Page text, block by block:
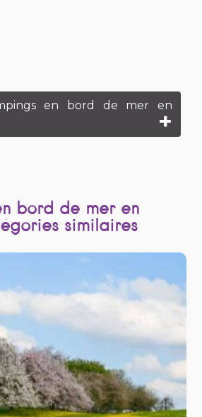
en bord de mer en
bord de mer en
similaires